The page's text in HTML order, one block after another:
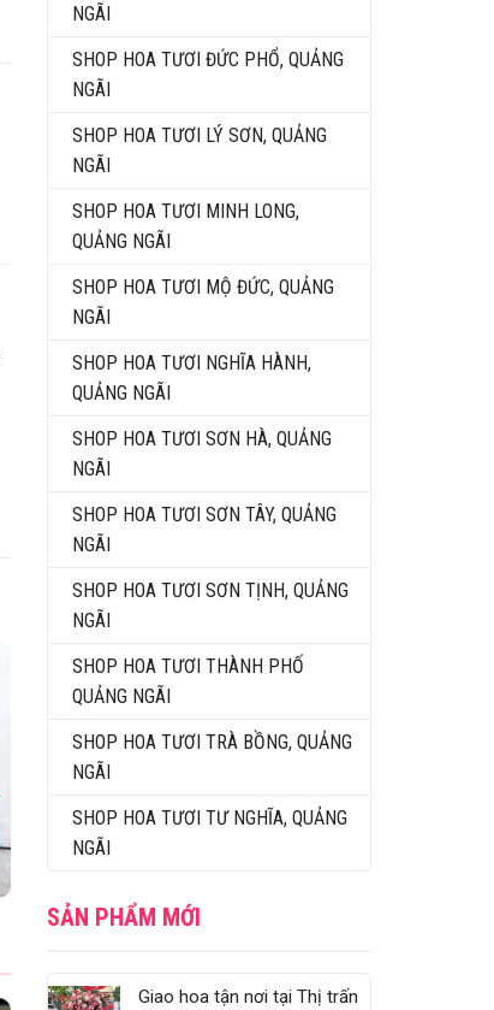
NGÃI
SHOP HOA TƯƠI ĐỨC PHỔ, QUẢNG
NGÃI
SHOP HOA TƯƠI LÝ SƠN, QUẢNG
NGÃI
SHOP HOA TƯƠI MINH LONG,
QUẢNG NGÃI
SHOP HOA TƯƠI MỘ ĐỨC, QUẢNG
NGÃI
SHOP HOA TƯƠI NGHĨA HÀNH,
QUẢNG NGÃI
SHOP HOA TƯƠI SƠN HÀ, QUẢNG
NGÃI
SHOP HOA TƯƠI SƠN TÂY, QUẢNG
NGÃI
SHOP HOA TƯƠI SƠN TỊNH, QUẢNG
NGÃI
SHOP HOA TƯƠI THÀNH PHỐ
QUẢNG NGÃI
SHOP HOA TƯƠI TRÀ BỒNG, QUẢNG
NGÃI
SHOP HOA TƯƠI TƯ NGHĨA, QUẢNG
NGÃI
SẢN PHẨM MỚI
Giao hoa tận nơi tại Thị trấn